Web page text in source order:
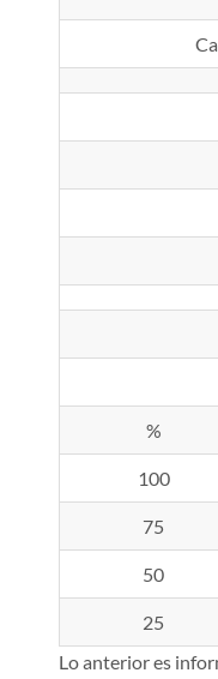
%
100
75
50
25
Lo anterior es